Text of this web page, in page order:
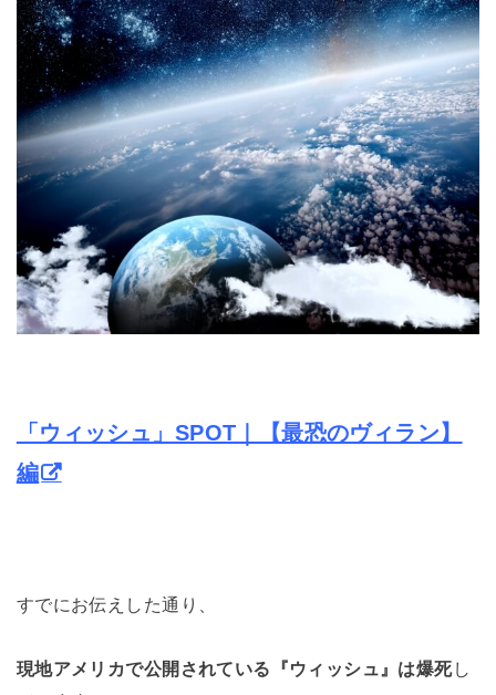
「ウィッシュ」SPOT｜【最恐のヴィラン】
編
すでにお伝えした通り、
現地アメリカで公開されている『ウィッシュ』は爆死し